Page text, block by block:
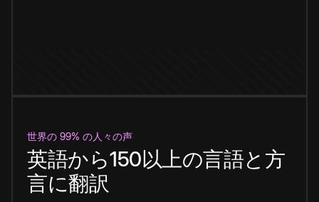
世界の 99% の人々の声
英語から150以上の言語と方
言に翻訳